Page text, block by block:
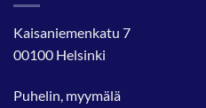
Kaisaniemenkatu 7
00100 Helsinki
Puhelin, myymälä